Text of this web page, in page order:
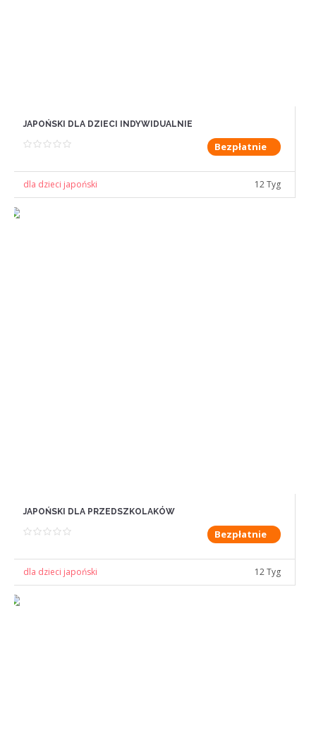
JAPOŃSKI DLA DZIECI INDYWIDUALNIE
Bezpłatnie
dla dzieci japoński 12 Tyg
JAPOŃSKI DLA PRZEDSZKOLAKÓW
Bezpłatnie
dla dzieci japoński 12 Tyg